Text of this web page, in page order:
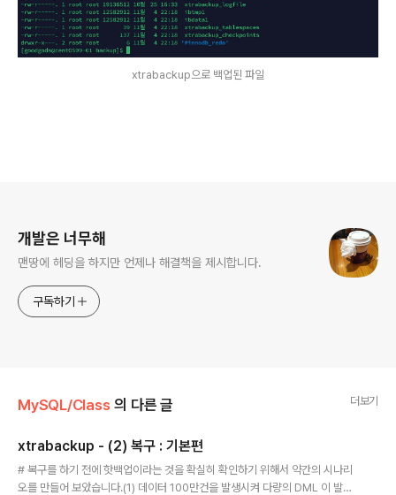
xtrabackup으로 백업된 파일
개발은 너무해
맨땅에 헤딩을 하지만 언제나 해결책을 제시합니다.
구독하기
MySQL/Class 의 다른 글 더보기
xtrabackup - (2) 복구 : 기본편
# 복구를 하기 전에 핫백업이라는 것을 확실히 확인하기 위해서 약간의 시나리
오를 만들어 보았습니다.(1) 데이터 100만건을 발생시켜 다량의 DML 이 발생